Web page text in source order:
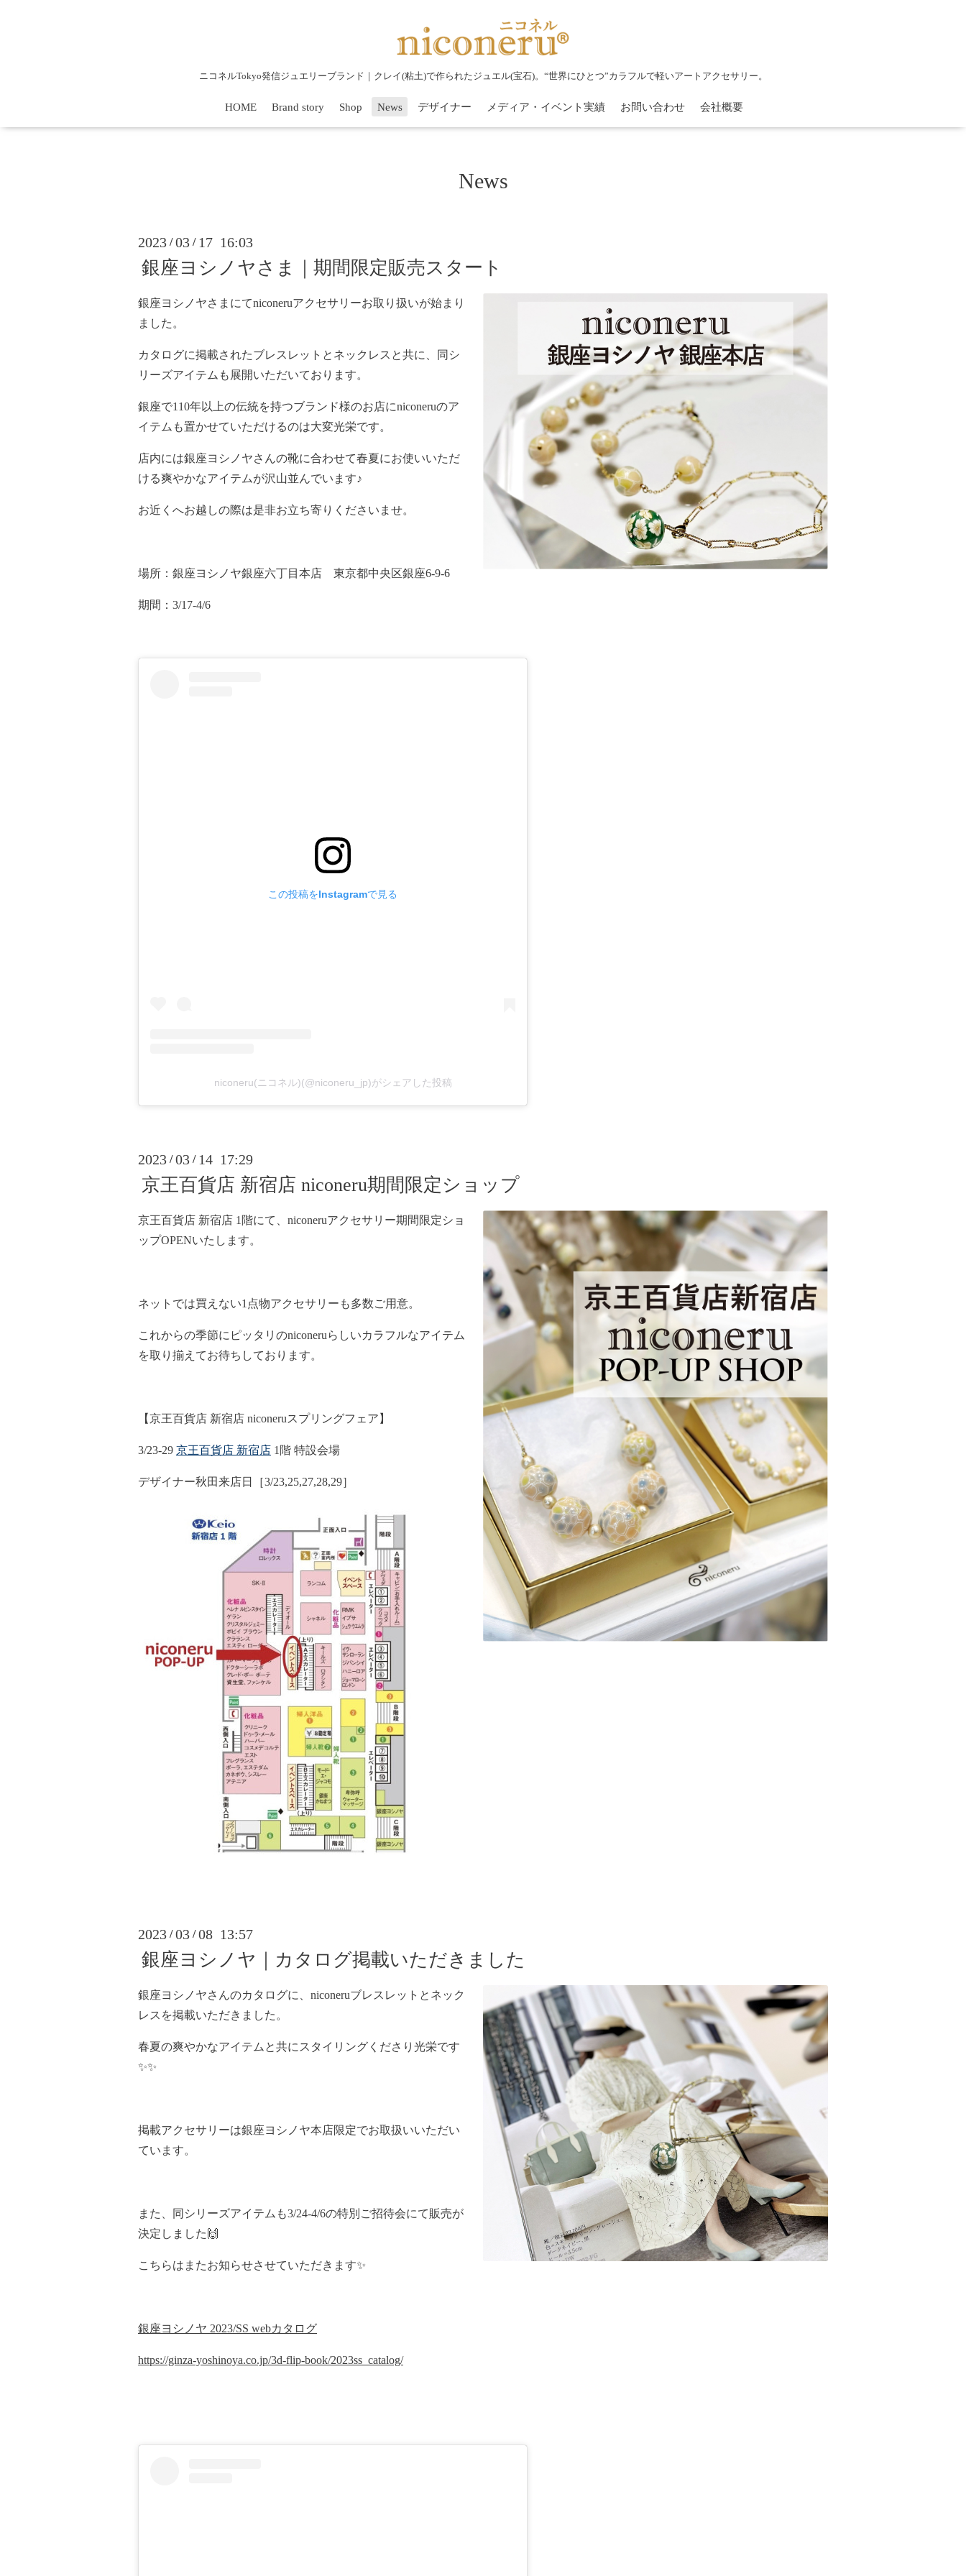
ニコネルTokyo発信ジュエリーブランド｜クレイ(粘土)で作られたジュエル(宝石)。“世界にひとつ”カラフルで軽いアートアクセサリー。
HOME Brand story Shop News デザイナー メディア・イベント実績 お問い合わせ 会社概要
News
2023 /03 / 17 16:03
銀座ヨシノヤさま｜期間限定販売スタート
銀座ヨシノヤさまにてniconeruアクセサリーお取り扱いが始まり
ました。
カタログに掲載されたブレスレットとネックレスと共に、同シ
リーズアイテムも展開いただいております。
銀座で110年以上の伝統を持つブランド様のお店にniconeruのア
イテムも置かせていただけるのは大変光栄です。
店内には銀座ヨシノヤさんの靴に合わせて春夏にお使いいただ
ける爽やかなアイテムが沢山並んでいます♪
お近くへお越しの際は是非お立ち寄りくださいませ。
場所：銀座ヨシノヤ銀座六丁目本店 東京都中央区銀座6-9-6
期間：3/17-4/6
この投稿をInstagramで見る
niconeru(ニコネル)(@niconeru_jp)がシェアした投稿
2023 /03 / 14 17:29
京王百貨店 新宿店 niconeru期間限定ショップ
京王百貨店 新宿店 1階にて、niconeruアクセサリー期間限定ショ
ップOPENいたします。
ネットでは買えない1点物アクセサリーも多数ご用意。
これからの季節にピッタリのniconeruらしいカラフルなアイテム
を取り揃えてお待ちしております。
【京王百貨店 新宿店 niconeruスプリングフェア】
3/23-29 京王百貨店 新宿店 1階 特設会場
デザイナー秋田来店日［3/23,25,27,28,29］
2023 /03 /08 13:57
銀座ヨシノヤ｜カタログ掲載いただきました
銀座ヨシノヤさんのカタログに、niconeruブレスレットとネック
レスを掲載いただきました。
春夏の爽やかなアイテムと共にスタイリングくださり光栄です
✨✨
掲載アクセサリーは銀座ヨシノヤ本店限定でお取扱いいただい
ています。
また、同シリーズアイテムも3/24-4/6の特別ご招待会にて販売が
決定しました🙌
こちらはまたお知らせさせていただきます✨
銀座ヨシノヤ 2023/SS webカタログ
https://ginza-yoshinoya.co.jp/3d-flip-book/2023ss_catalog/